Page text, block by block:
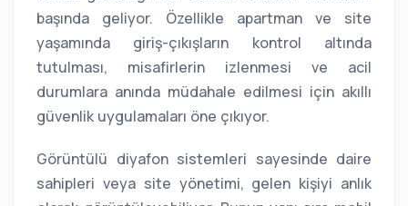
başında geliyor. Özellikle apartman ve site
yaşamında giriş-çıkışların kontrol altında
tutulması, misafirlerin izlenmesi ve acil
durumlara anında müdahale edilmesi için akıllı
güvenlik uygulamaları öne çıkıyor.
Görüntülü diyafon sistemleri sayesinde daire
sahipleri veya site yönetimi, gelen kişiyi anlık